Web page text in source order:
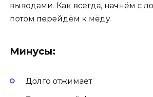
выводами. Как всегда, начнём с
потом перейдём к мёду.
Минусы:
Долго отжимает